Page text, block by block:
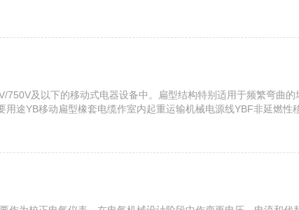
及以下的移动式电器设备中。扁型结构特别适用于频繁弯曲的
途YB移动扁型橡套电缆作室内起重运输机械电源线YBF非延燃性